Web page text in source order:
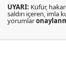
UYARI: Küfür,
saldırı içeren, imla
yorumlar